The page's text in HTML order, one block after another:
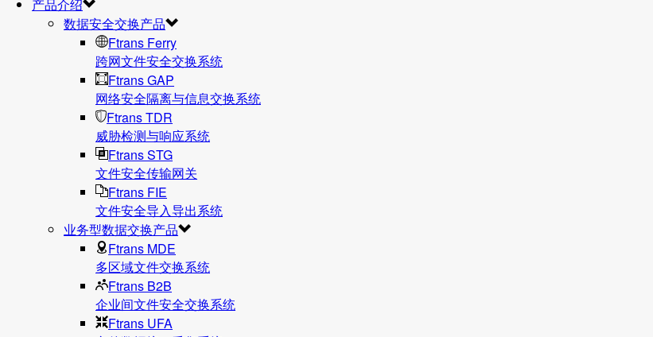
产品介绍
数据安全交换产品
Ftrans Ferry
跨网文件安全交换系统
Ftrans GAP
网络安全隔离与信息交换系统
Ftrans TDR
威胁检测与响应系统
Ftrans STG
文件安全传输网关
Ftrans FIE
文件安全导入导出系统
业务型数据交换产品
Ftrans MDE
多区域文件交换系统
Ftrans B2B
企业间文件安全交换系统
Ftrans UFA